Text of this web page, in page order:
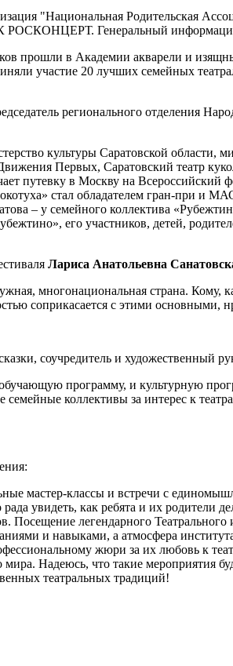
"Национальная Родительская
РОСКОНЦЕРТ. Генеральный
прошли в Академии акварели и
участие 20 лучших семейных
регионального отделения
культуры Саратовской области,
Первых, Саратовский театр
в Москву на Всероссийский
стал обладателем гран-при
у семейного коллектива
его участников, детей,
Лариса Анатольевна
многонациональная страна. Кому,
соприкасается с этими основными,
соучредитель и художественный
программу, и культурную
коллективы за интерес к
мастер-классы и встречи с
увидеть, как ребята и их родители
легендарного
и навыками, а атмосфера
жюри за их любовь к
Надеюсь, что такие мероприятия
театральных традиций!